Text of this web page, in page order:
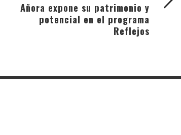
Añora expone su patrimonio y
potencial en el programa
Reflejos